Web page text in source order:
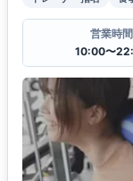
営業時間
10:00〜